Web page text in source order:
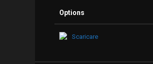
Options
Scaricare